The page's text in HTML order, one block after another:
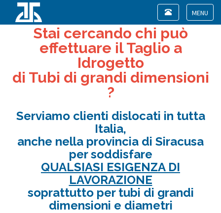
Toggle
Toggle
navigation
Stai cercando chi può
effettuare il Taglio a
Idrogetto
di Tubi di grandi dimensioni
?
Serviamo clienti dislocati in tutta
Italia,
anche nella provincia di Siracusa
per soddisfare
QUALSIASI ESIGENZA DI
LAVORAZIONE
soprattutto per tubi di grandi
dimensioni e diametri